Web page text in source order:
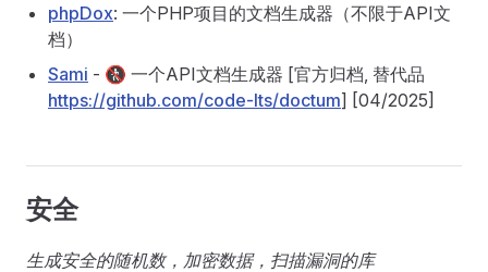
phpDox: 一个PHP项目的文档生成器（不限于API文
档）
Sami - 🚷 一个API文档生成器 [官方归档, 替代品
https://github.com/code-lts/doctum] [04/2025]
安全
生成安全的随机数，加密数据，扫描漏洞的库